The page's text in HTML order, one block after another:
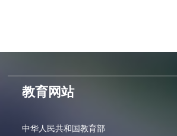
教育网站
中华人民共和国教育部